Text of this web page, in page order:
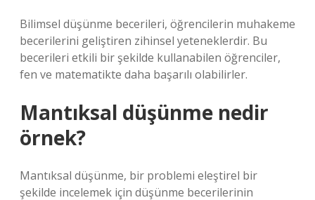
Bilimsel düşünme becerileri, öğrencilerin muhakeme
becerilerini geliştiren zihinsel yeteneklerdir. Bu
becerileri etkili bir şekilde kullanabilen öğrenciler,
fen ve matematikte daha başarılı olabilirler.
Mantıksal düşünme nedir
örnek?
Mantıksal düşünme, bir problemi eleştirel bir
şekilde incelemek için düşünme becerilerinin